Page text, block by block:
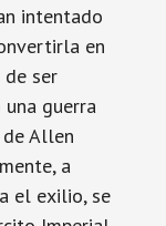
intentado
en
ser
guerra
Allen
a
el exilio, se